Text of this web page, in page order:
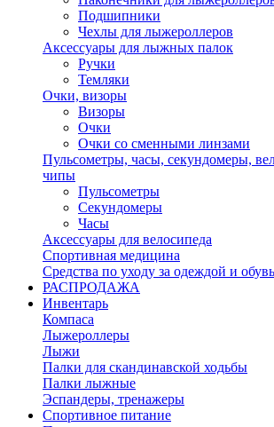
Подшипники
Чехлы для лыжероллеров
Аксессуары для лыжных палок
Ручки
Темляки
Очки, визоры
Визоры
Очки
Очки со сменными линзами
Пульсометры, часы, секундомеры,
чипы
Пульсометры
Секундомеры
Часы
Аксессуары для велосипеда
Спортивная медицина
Средства по уходу за одеждой и
РАСПРОДАЖА
Инвентарь
Компаса
Лыжероллеры
Лыжи
Палки для скандинавской ходьбы
Палки лыжные
Эспандеры, тренажеры
Спортивное питание